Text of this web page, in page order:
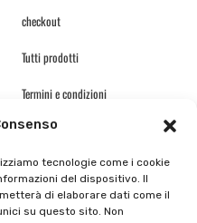
tecnologie come i cookie
del dispositivo. Il
di elaborare dati come il
su questo sito. Non
checkout
Tutti prodotti
Termini e condizioni
Resi e rimborsi